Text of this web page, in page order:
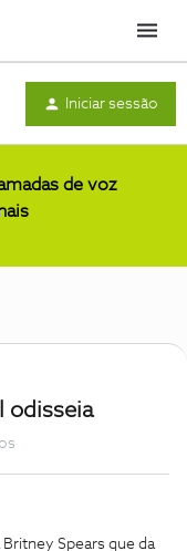
Menu
Iniciar sessão
de voz
odisseia
Spears que da